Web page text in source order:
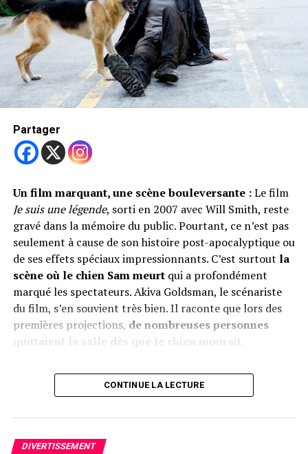
Trending
Annecy-le-Vieux : Un
« caniparc » ouvert pour les
chiens
Chaque année, à mesure que notre concours prend de
l’ampleur, le message devient un peu plus fort et
En plus de remporter le concours dans l’ensemble, la
photo de Sarah a également gagné dans la catégorie
Chiens. Le gagnant reçoit un prix en espèces de 500
livres, un sac pour appareil photo ThinkTank et un
magnifique trophée sur mesure pour son premier prix.
En attendant l’annonce des lauréats le 6 juin prochain,
les photographies en lice pour la finale vont être
minutieusement étudiées par un jury composé de
site officiel du concours.
Partager
Un film marquant, une scène bouleversante :Le film
Je suis une légende, sorti en 2007 avec Will Smith, reste
gravé dans la mémoire du public. Pourtant, ce n’est pas
seulement à cause de son histoire post-apocalyptique ou
de ses effets spéciaux impressionnants. C’est surtout la
scène où le chien Sam meurtqui a profondément
marqué les spectateurs. Akiva Goldsman, le scénariste
du film, s’en souvient très bien. Il raconte que lors des
premières projections, de nombreuses personnes
quittaient la salle dès que le chien mourait
Un lien fort entre l’homme et le chien
Dans l’histoire, Will Smith incarne Robert Neville, un
scientifique et dernier survivant d’un virus qui a
CONTINUE LA LECTURE
DIVERTISSEMENT